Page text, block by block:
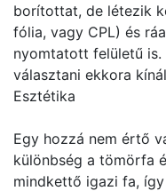
borítottat, de létezik
fólia, vagy CPL) és
nyomtatott felületű
választani ekkora
Esztétika
Egy hozzá nem értő
különbség a tömörfa
mindkettő igazi fa,